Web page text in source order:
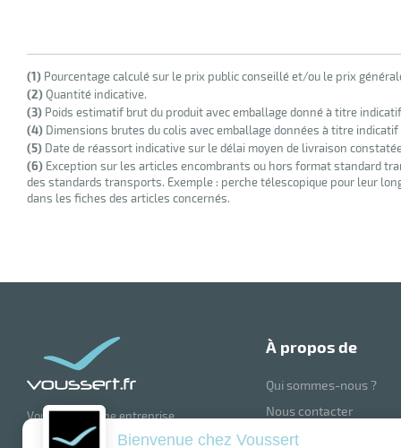
(1) Pourcentage calculé sur le prix public conseillé et/ou le prix
(2)Quantité indicative.
(3) Poids estimatif brut du produit avec emballage donné à titre
(4) Dimensions brutes du colis avec emballage données à titre
(5) Date de réassort indicative sur le délai moyen de livraison
(6) Exception sur les articles encombrants ou hors format standard
des standards transports. Exemple : perche télescopique pour leur
dans les fiches des articles concernés.
Voussert est une entreprise
française renommée, spécialisée
à propos de
Qui sommes-nous ?
Nous contacter
Blog
Bienvenue chez Voussert